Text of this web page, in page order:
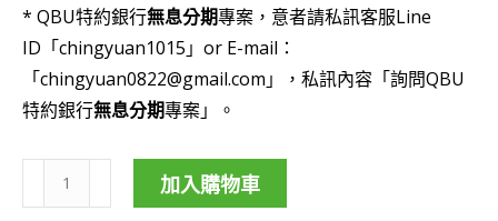
* QBU特約銀行無息分期專案，意者請私訊客服Line
ID「chingyuan1015」or E-mail：
「chingyuan0822@gmail.com 」，私訊內容「詢問QBU
特約銀行無息分期專案」。
Q.B.U./
加入購物車